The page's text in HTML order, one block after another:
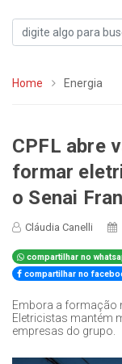
Home Energia
CPFL abre
formar
o Senai
Cláudia Canelli
compartilhar no
compartilhar no
Embora a formação
Eletricistas mantém
empresas do grupo.